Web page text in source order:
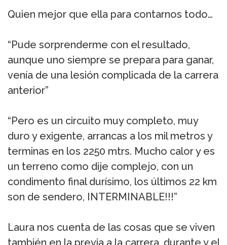
Quien mejor que ella para contarnos todo…
“Pude sorprenderme con el resultado,
aunque uno siempre se prepara para ganar,
venía de una lesión complicada de la carrera
anterior”
“Pero es un circuito muy completo, muy
duro y exigente, arrancas a los mil metros y
terminas en los 2250 mtrs. Mucho calor y es
un terreno como dije complejo, con un
condimento final durísimo, los últimos 22 km
son de sendero, INTERMINABLE!!!”
Laura nos cuenta de las cosas que se viven